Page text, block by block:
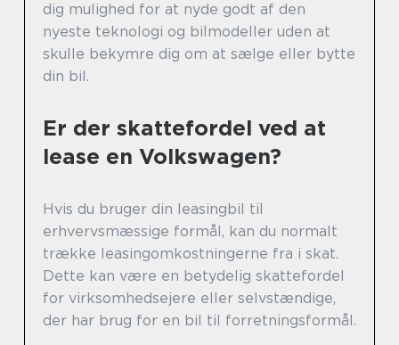
dig mulighed for at nyde godt af den
nyeste teknologi og bilmodeller uden at
skulle bekymre dig om at sælge eller bytte
din bil.
Er der skattefordel ved at
lease en Volkswagen?
Hvis du bruger din leasingbil til
erhvervsmæssige formål, kan du normalt
trække leasingomkostningerne fra i skat.
Dette kan være en betydelig skattefordel
for virksomhedsejere eller selvstændige,
der har brug for en bil til forretningsformål.